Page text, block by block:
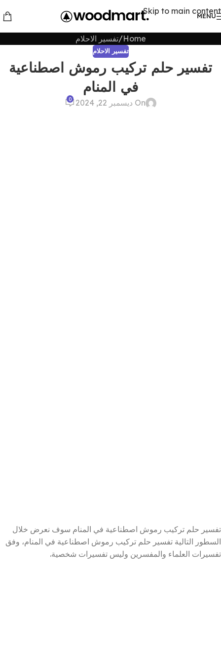
Skip to main content
MENU
Home تفسير الاحلام
تفسير الاحلام
تفسير حلم تركيب رموش اصطناعية
في المنام
On ديسمبر 22, 2024 0
تفسير حلم تركيب رموش اصطناعية في المنام سوف نعرض خلال
السطور التالية تفسير حلم تركيب رموش اصطناعية في المنام، وفق
تفسيرات العلماء والمفسرين وليس تفسيرات شخصية.